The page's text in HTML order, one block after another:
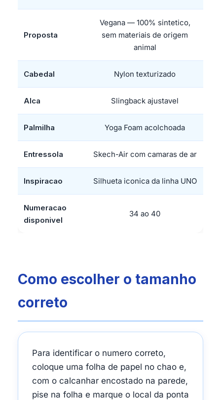
Proposta
Vegana — 100% sintetico,
sem materiais de origem
animal
Cabedal Nylon texturizado
Alca Slingback ajustavel
Palmilha Yoga Foam acolchoada
Entressola Skech-Air com camaras de ar
Inspiracao Silhueta iconica da linha UNO
Numeracao
disponivel
34 ao 40
Como escolher o tamanho
correto
Para identificar o numero correto,
coloque uma folha de papel no chao e,
com o calcanhar encostado na parede,
pise na folha e marque o local da ponta